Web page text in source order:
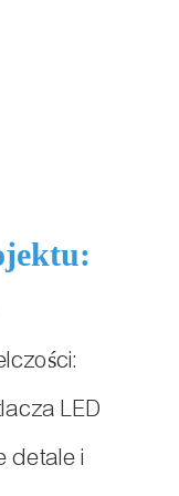
LED
detale i